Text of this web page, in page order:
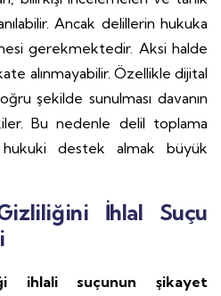
Ancak delillerin hukuka
gerekmektedir. Aksi halde
alınmayabilir. Özellikle dijital
şekilde sunulması davanın
Bu nedenle delil toplama
destek almak büyük
İhlal Suçu
ihlali suçunun şikayet